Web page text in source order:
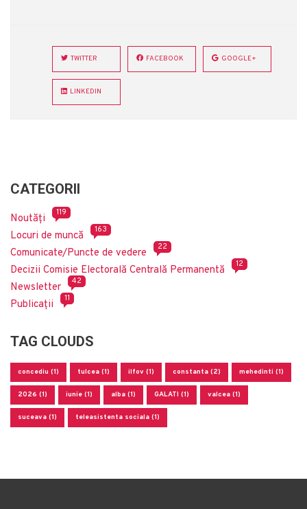
TWITTER FACEBOOK GOOGLE+
LINKEDIN
CATEGORII
Noutăți 119
Locuri de muncă 163
Comunicate/Puncte de vedere 22
Decizii Comisie Electorală Centrală Permanentă 12
Newsletter 42
Publicații 11
TAG CLOUDS
concediu (1) tulcea (1) ilfov (1) constanta (2) mehedinti (1)
2026 (1) iunie (1) alba (1) GALATI (1) valcea (1)
suceava (1) teleasistenta sociala (1)